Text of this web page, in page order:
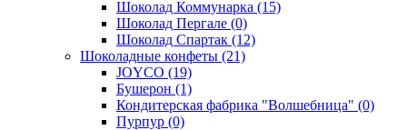
Шоколад Коммунарка (15)
Шоколад Пергале (0)
Шоколад Спартак (12)
Шоколадные конфеты (21)
JOYCO (19)
Бушерон (1)
Кондитерская фабрика "Волшебница" (0)
Пурпур (0)